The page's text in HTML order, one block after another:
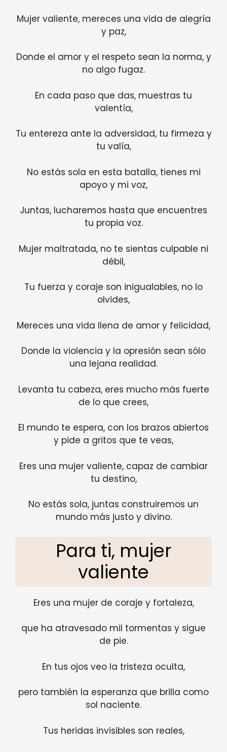
Mujer valiente, mereces una vida de alegría
y paz,
Donde el amor y el respeto sean la norma, y
no algo fugaz.
En cada paso que das, muestras tu
valentía,
Tu entereza ante la adversidad, tu firmeza y
tu valía,
No estás sola en esta batalla, tienes mi
apoyo y mi voz,
Juntas, lucharemos hasta que encuentres
tu propia voz.
Mujer maltratada, no te sientas culpable ni
débil,
Tu fuerza y coraje son inigualables, no lo
olvides,
Mereces una vida llena de amor y felicidad,
Donde la violencia y la opresión sean sólo
una lejana realidad.
Levanta tu cabeza, eres mucho más fuerte
de lo que crees,
El mundo te espera, con los brazos abiertos
y pide a gritos que te veas,
Eres una mujer valiente, capaz de cambiar
tu destino,
No estás sola, juntas construiremos un
mundo más justo y divino.
Para ti, mujer
valiente
Eres una mujer de coraje y fortaleza,
que ha atravesado mil tormentas y sigue
de pie.
En tus ojos veo la tristeza oculta,
pero también la esperanza que brilla como
sol naciente.
Tus heridas invisibles son reales,